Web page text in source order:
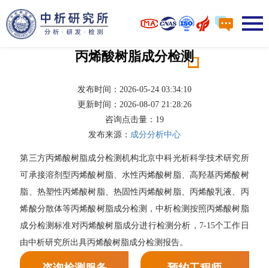
丙烯酸树脂成分检测
发布时间：2026-05-24 03:34:10
更新时间：2026-08-07 21:28:26
咨询点击量： 19
发布来源： 成分分析中心
第三方丙烯酸树脂成分检测机构北京中科光析科学技术研究所
可承接溶剂型丙烯酸树脂、水性丙烯酸树脂、高羟基丙烯酸树
脂、热塑性丙烯酸树脂、热固性丙烯酸树脂、丙烯酸乳液、丙
烯酸分散体等丙烯酸树脂成分检测，中析检测按照丙烯酸树脂
成分检测标准对丙烯酸树脂成分进行检测分析，7-15个工作日
由中析研究所出具丙烯酸树脂成分检测报告。